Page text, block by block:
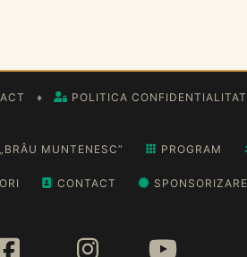
♦ POLITICA
MUNTENESC” PROGRAM
CONTACT SPONSORIZARE